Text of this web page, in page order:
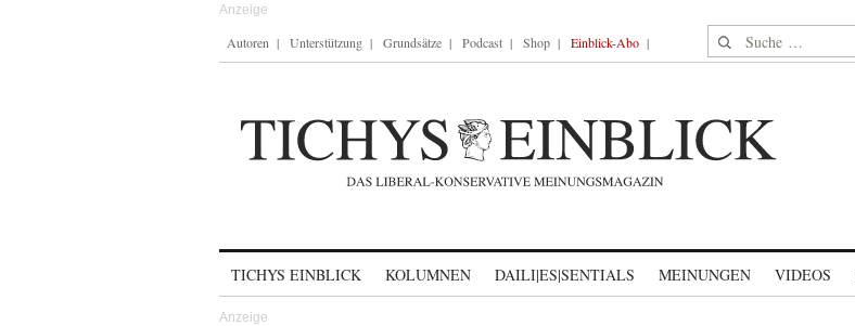
Autoren Unterstützung Grundsätze Podcast Shop Einblick-Abo Suche nach:
TICHYS EINBLICK KOLUMNEN DAILI|ES|SENTIALS MEINUNGEN VIDEOS